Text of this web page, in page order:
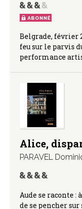
ABONNÉ
Belgrade, février
feu sur le parvis
performance
Alice,
PARAVEL
Aude se raconte :
de se pencher sur